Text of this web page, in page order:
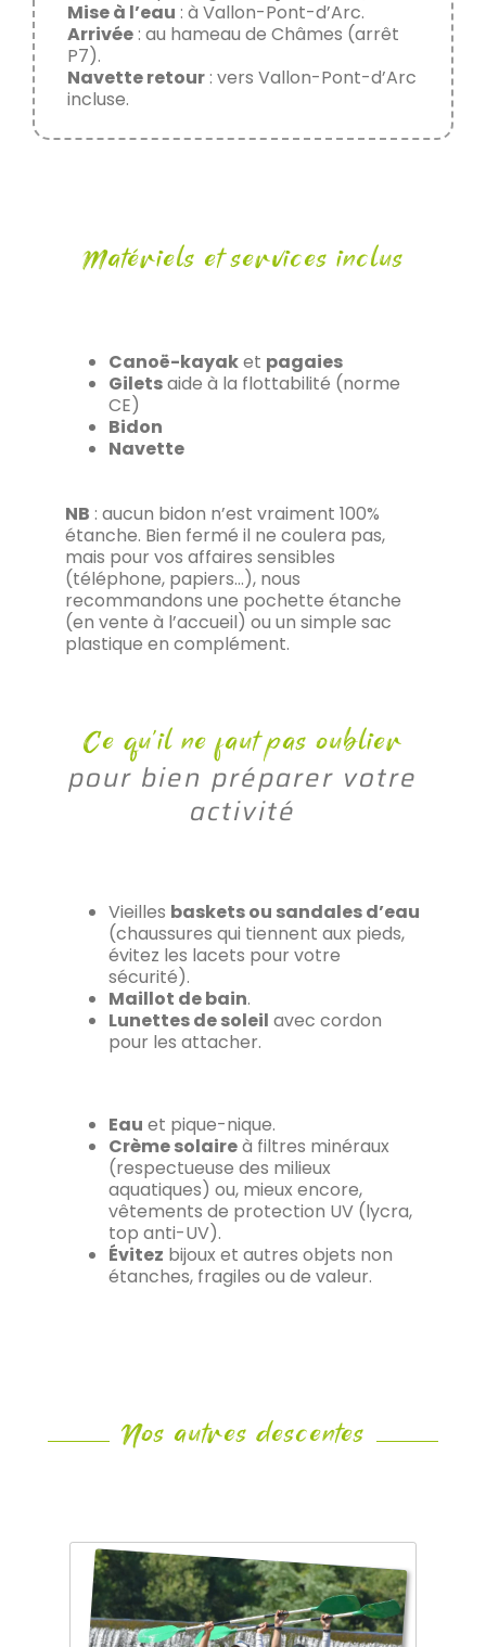
Mise à l’eau : à Vallon-Pont-d’Arc.
Arrivée: au hameau de Châmes (arrêt
P7).
Navette retour: vers Vallon-Pont-d’Arc
incluse.
Matériels et services inclus
Canoë-kayaket pagaies
Giletsaide à la flottabilité (norme
CE)
Bidon
Navette
NB : aucun bidon n’est vraiment 100%
étanche. Bien fermé il ne coulera pas,
mais pour vos affaires sensibles
(téléphone, papiers…), nous
recommandons une pochette étanche
(en vente à l’accueil) ou un simple sac
plastique en complément.
Ce qu’il ne faut pas oublier
pour bien préparer votre
activité
Vieilles baskets ou sandales d’eau
(chaussures qui tiennent aux pieds,
évitez les lacets pour votre
sécurité).
Maillot de bain.
Lunettes de soleil avec cordon
pour les attacher.
Eau et pique-nique.
Crème solaireà filtres minéraux
(respectueuse des milieux
aquatiques) ou, mieux encore,
vêtements de protection UV (lycra,
top anti-UV).
Évitez bijoux et autres objets non
étanches, fragiles ou de valeur.
Nos autres descentes